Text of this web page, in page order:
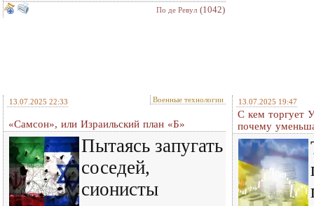
По де Ревул (1042)
13.07.2025 22:33 Военные технологии
«Самсон», или Израильский план «Б»
Пытаясь запугать
соседей,
сионисты
13.07.2025 19:47
С кем торгует
почему